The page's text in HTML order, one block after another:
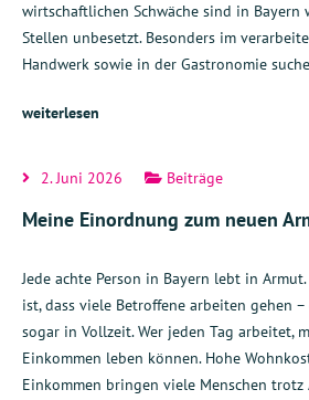
wirtschaftlichen Schwäche sind in
Stellen unbesetzt. Besonders im
Handwerk sowie in der Gastronomie
weiterlesen
2. Juni 2026 Beiträge
Meine Einordnung zum neuen
Jede achte Person in Bayern lebt in
ist, dass viele Betroffene arbeiten gehen
sogar in Vollzeit. Wer jeden Tag arbeitet,
Einkommen leben können. Hohe
Einkommen bringen viele Menschen trotz